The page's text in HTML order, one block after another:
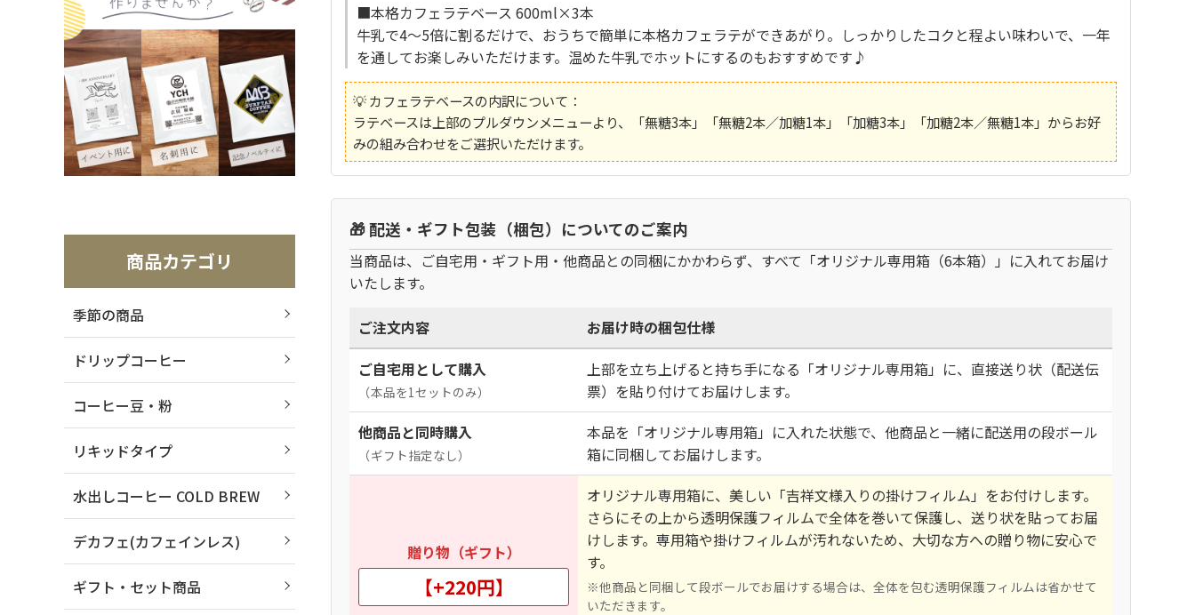
■本格カフェラテベース 600ml×3本
牛乳で4〜5倍に割るだけで、おうちで簡単に本格カフェラテができあがり。しっかりしたコクと程よい味わいで、一年
を通してお楽しみいただけます。温めた牛乳でホットにするのもおすすめです♪
💡 カフェラテベースの内訳について：
ラテベースは上部のプルダウンメニューより、「無糖3本」「無糖2本／加糖1本」「加糖3本」「加糖2本／無糖1本」からお好
みの組み合わせをご選択いただけます。
🎁 配送・ギフト包装（梱包）についてのご案内
当商品は、ご自宅用・ギフト用・他商品との同梱にかかわらず、 すべて「オリジナル専用箱（6本箱）」に入れてお届け
いたします。
ご注文内容
お届け時の梱包仕様
ご自宅用として購入
（本品を1セットのみ）
上部を立ち上げると持ち手になる 「オリジナル専用箱」に、直接送り状（配送伝
票）を貼り付けてお届けします。
他商品と同時購入
（ギフト指定なし）
本品を 「オリジナル専用箱」に入れた状態で、他商品と一緒に配送用の段ボール
箱に同梱してお届けします。
贈り物（ギフト）
【+220円】
オリジナル専用箱に、美しい 「吉祥文様入りの掛けフィルム」 をお付けします。
さらにその上から透明保護フィルムで全体を巻いて保護し、送り状を貼ってお届
けします。専用箱や掛けフィルムが汚れないため、大切な方への贈り物に安心で
す。
※他商品と同梱して段ボールでお届けする場合は、全体を包む透明保護フィルムは省かせて
いただきます。
商品カテゴリ
季節の商品
ドリップコーヒー
コーヒー豆・粉
リキッドタイプ
水出しコーヒー COLD BREW
デカフェ(カフェインレス)
ギフト・セット商品